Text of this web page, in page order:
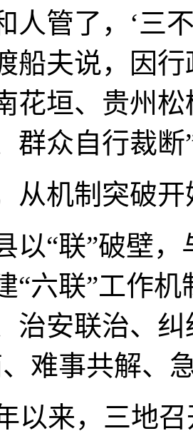
人管了，‘三
船夫说，因
花垣、贵州
群众自行裁
机制突破开
“联”破壁，
“六联”工作
治安联治、
难事共解、
来，三地召